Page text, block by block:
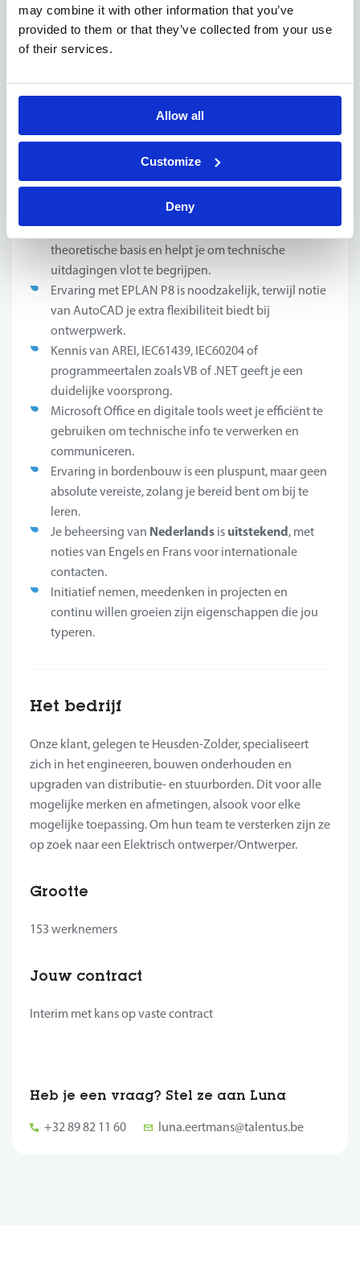
may combine it with other information that you’ve
provided to them or that they’ve collected from your use
of their services.
Allow all
Customize
Deny
Voor deze functie is een stevige technische basis
essentieel, gecombineerd met een leergierige en
analytische mindset. Je werkt graag in teamverband,
rol is het belangrijk dat je meedenkt, initiatief toont en
openstaat voor nieuwe technologieën en methodes.
ben je in staat om complexe informatie om te zetten in
praktische, werkbare ontwerpen.
Een bachelor elektrotechniek vormt jouw
theoretische basis en helpt je om technische
uitdagingen vlot te begrijpen.
Ervaring met EPLAN P8 is noodzakelijk, terwijl notie
van AutoCAD je extra flexibiliteit biedt bij
ontwerpwerk.
Kennis van AREI, IEC61439, IEC60204 of
programmeertalen zoals VB of .NET geeft je een
duidelijke voorsprong.
Microsoft Office en digitale tools weet je efficiënt te
gebruiken om technische info te verwerken en
communiceren.
Ervaring in bordenbouw is een pluspunt, maar geen
absolute vereiste, zolang je bereid bent om bij te
leren.
Je beheersing van Nederlands is uitstekend, met
noties van Engels en Frans voor internationale
contacten.
Initiatief nemen, meedenken in projecten en
continu willen groeien zijn eigenschappen die jou
typeren.
Het bedrijf
Onze klant, gelegen te Heusden-Zolder, specialiseert
zich in het engineeren, bouwen onderhouden en
upgraden van distributie- en stuurborden. Dit voor alle
mogelijke merken en afmetingen, alsook voor elke
mogelijke toepassing. Om hun team te versterken zijn ze
op zoek naar een Elektrisch ontwerper/Ontwerper.
Grootte
153 werknemers
Jouw contract
Interim met kans op vaste contract
Heb je een vraag? Stel ze aan Luna
+32 89 82 11 60 luna.eertmans@talentus.be